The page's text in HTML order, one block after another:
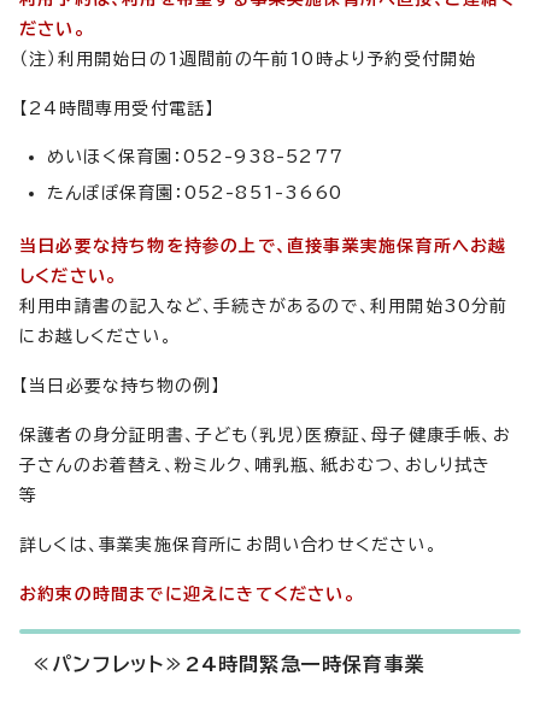
ださい。
（注）利用開始日の1週間前の午前10時より予約受付開始
【24時間専用受付電話】
めいほく保育園：052-938-5277
たんぽぽ保育園：052-851-3660
当日必要な持ち物を持参の上で、直接事業実施保育所へお越
しください。
利用申請書の記入など、手続きがあるので、利用開始30分前
にお越しください。
【当日必要な持ち物の例】
保護者の身分証明書、子ども（乳児）医療証、母子健康手帳、お
子さんのお着替え、粉ミルク、哺乳瓶、紙おむつ、おしり拭き
等
詳しくは、事業実施保育所にお問い合わせください。
お約束の時間までに迎えにきてください。
≪パンフレット≫24時間緊急一時保育事業